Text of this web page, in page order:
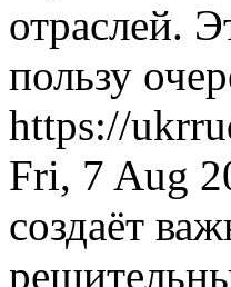
отраслей.
пользу
https://
Fri, 7 Aug
создаёт